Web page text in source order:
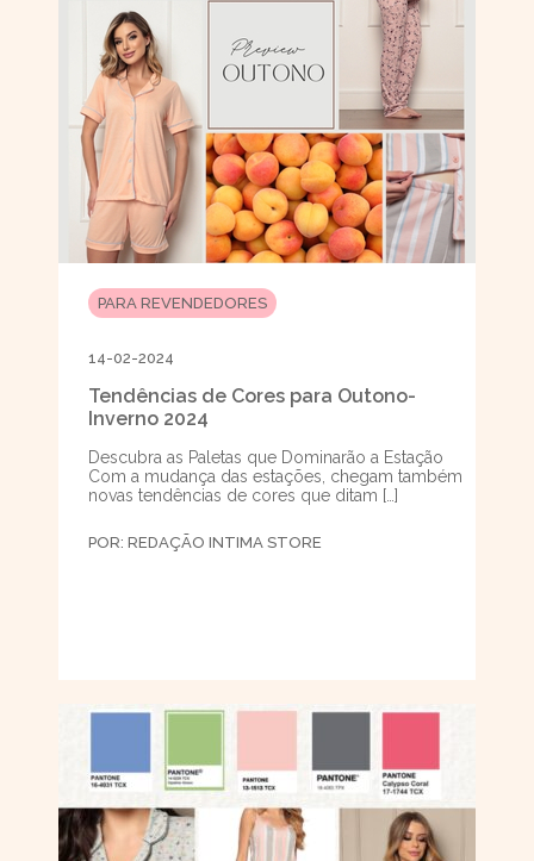
PARA REVENDEDORES
14-02-2024
Tendências de Cores para Outono-
Inverno 2024
Descubra as Paletas que Dominarão a Estação
Com a mudança das estações, chegam também
novas tendências de cores que ditam […]
POR: REDAÇÃO INTIMA STORE